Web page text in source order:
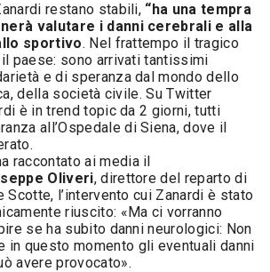
restano stabili, “ha una tempra
valutare i danni cerebrali e alla
sportivo. Nel frattempo il tragico
paese: sono arrivati tantissimi
e di speranza dal mondo dello
della società civile. Su Twitter
è in trend topic da 2 giorni, tutti
all’Ospedale di Siena, dove il
raccontato ai media il
Oliveri, direttore del reparto di
Scotte, l’intervento cui Zanardi è stato
riuscito: «Ma ci vorranno
se ha subito danni neurologici: Non
in questo momento gli eventuali danni
avere provocato».